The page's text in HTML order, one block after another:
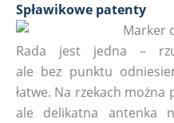
Spławikowe patenty
Rada jest jedna –
ale bez punktu
łatwe. Na rzekach można
ale delikatna antenka